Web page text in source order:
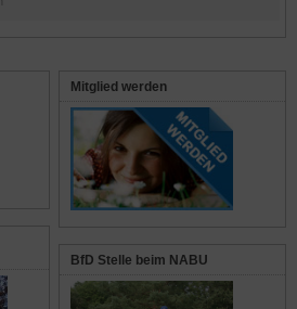
Mitglied werden
BfD Stelle beim NABU